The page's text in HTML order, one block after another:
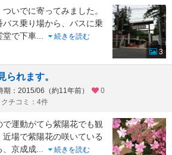
いでに寄ってみました。
ス乗り場から、バスに乗
堂で下車
続きを読む
3
られます。
期：2015/06（約11年前）
0
クチコミ：4件
運動がてら紫陽花でも観
場で紫陽花の咲いている
、京成成
続きを読む